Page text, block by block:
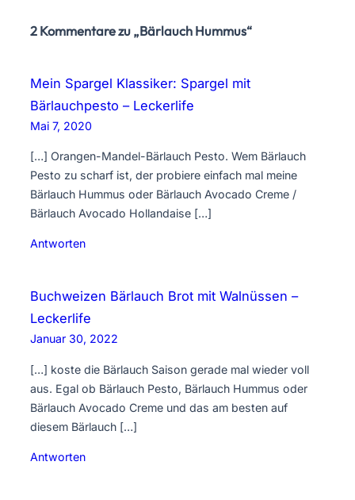
2 Kommentare zu „Bärlauch Hummus“
Mein Spargel Klassiker: Spargel mit
Bärlauchpesto – Leckerlife
Mai 7, 2020
[…] Orangen-Mandel-Bärlauch Pesto. Wem Bärlauch
Pesto zu scharf ist, der probiere einfach mal meine
Bärlauch Hummus oder Bärlauch Avocado Creme /
Bärlauch Avocado Hollandaise […]
Antworten
Buchweizen Bärlauch Brot mit Walnüssen –
Leckerlife
Januar 30, 2022
[…] koste die Bärlauch Saison gerade mal wieder voll
aus. Egal ob Bärlauch Pesto, Bärlauch Hummus oder
Bärlauch Avocado Creme und das am besten auf
diesem Bärlauch […]
Antworten